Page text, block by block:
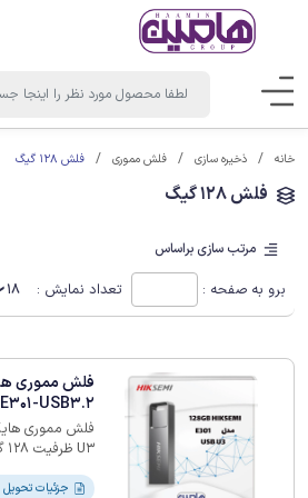
خانه ذخیره سازی فلش مموری فلش 128 گیگ
فلش 128 گیگ
مرتب سازی براساس
برو به صفحه : تعداد نمایش : 18
E301-USB3.2 ظرفیت 128 گیگابایت
جزئیات تحویل و گارانتی